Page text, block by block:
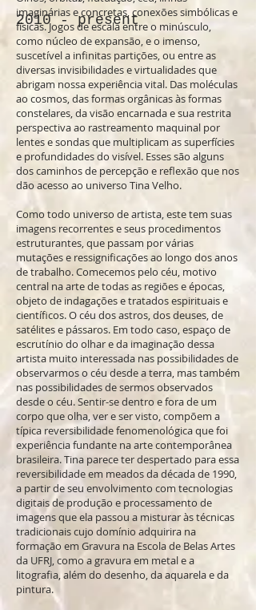
2010 - present
imaginárias e concretas, conexões simbólicas e
físicas. Jogos de escala entre o minúsculo,
como núcleo de expansão, e o imenso,
suscetível a infinitas partições, ou entre as
diversas invisibilidades e virtualidades que
abrigam nossa experiência vital. Das moléculas
ao cosmos, das formas orgânicas às formas
constelares, da visão encarnada e sua restrita
perspectiva ao rastreamento maquinal por
lentes e sondas que multiplicam as superfícies
e profundidades do visível. Esses são alguns
dos caminhos de percepção e reflexão que nos
dão acesso ao universo Tina Velho.
Como todo universo de artista, este tem suas
imagens recorrentes e seus procedimentos
estruturantes, que passam por várias
mutações e ressignificações ao longo dos anos
de trabalho. Comecemos pelo céu, motivo
central na arte de todas as regiões e épocas,
objeto de indagações e tratados espirituais e
científicos. O céu dos astros, dos deuses, de
satélites e pássaros. Em todo caso, espaço de
escrutínio do olhar e da imaginação dessa
artista muito interessada nas possibilidades de
observarmos o céu desde a terra, mas também
nas possibilidades de sermos observados
desde o céu. Sentir-se dentro e fora de um
corpo que olha, ver e ser visto, compõem a
típica reversibilidade fenomenológica que foi
experiência fundante na arte contemporânea
brasileira. Tina parece ter despertado para essa
reversibilidade em meados da década de 1990,
a partir de seu envolvimento com tecnologias
digitais de produção e processamento de
imagens que ela passou a misturar às técnicas
tradicionais cujo domínio adquirira na
formação em Gravura na Escola de Belas Artes
da UFRJ, como a gravura em metal e a
litografia, além do desenho, da aquarela e da
pintura.